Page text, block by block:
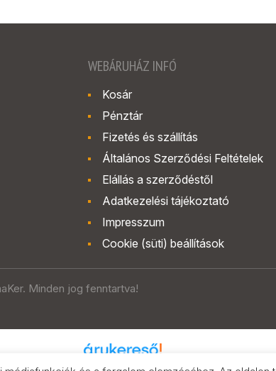
WEBÁRUHÁZ INFÓ
Kosár
Pénztár
Fizetés és szállítás
Általános Szerződési Feltételek
Elállás a szerződéstől
Adatkezelési tájékoztató
Impresszum
Cookie (süti) beállítások
Minden jog fenntartva!